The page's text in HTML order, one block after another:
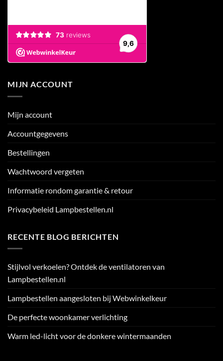
MIJN ACCOUNT
Mijn account
Accountgegevens
Bestellingen
Wachtwoord vergeten
Informatie rondom garantie & retour
Privacybeleid Lampbestellen.nl
RECENTE BLOG BERICHTEN
Stijlvol verkoelen? Ontdek de ventilatoren van
Lampbestellen.nl
Lampbestellen aangesloten bij Webwinkelkeur
De perfecte woonkamer verlichting
Warm led-licht voor de donkere wintermaanden